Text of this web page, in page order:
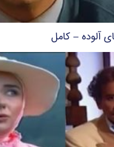
آلوده – کامل